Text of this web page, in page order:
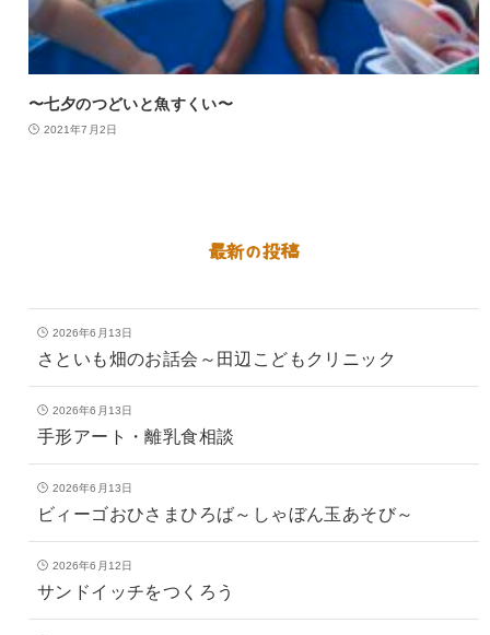
〜七夕のつどいと魚すくい〜
2021年7月2日
最新の投稿
2026年6月13日
さといも畑のお話会～田辺こどもクリニック
2026年6月13日
手形アート・離乳食相談
2026年6月13日
ビィーゴおひさまひろば～しゃぼん玉あそび～
2026年6月12日
サンドイッチをつくろう